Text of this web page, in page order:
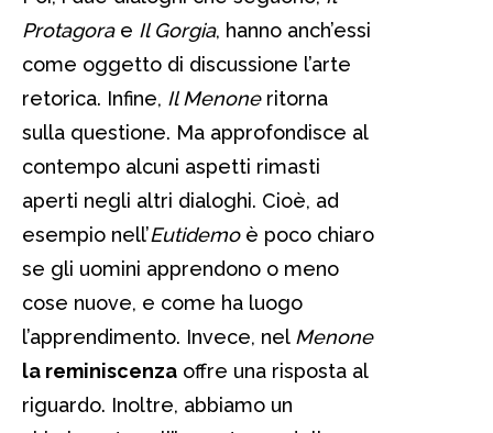
Protagorae Il Gorgia, hanno anch’essi
come oggetto di discussione l’arte
retorica. Infine, Il Menoneritorna
sulla questione. Ma approfondisce al
contempo alcuni aspetti rimasti
aperti negli altri dialoghi. Cioè, ad
esempio nell’Eutidemoè poco chiaro
se gli uomini apprendono o meno
cose nuove, e come ha luogo
l’apprendimento. Invece, nel Menone
la reminiscenza offre una risposta al
riguardo. Inoltre, abbiamo un